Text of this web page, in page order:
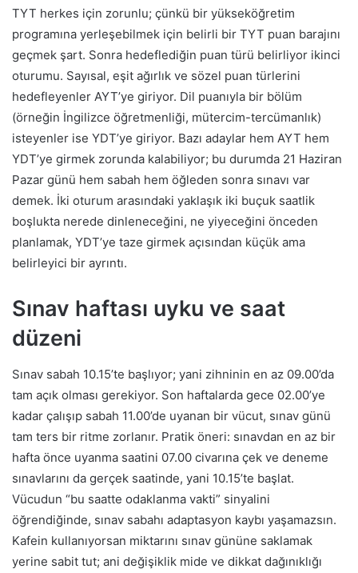
TYT herkes için zorunlu; çünkü bir yükseköğretim
programına yerleşebilmek için belirli bir TYT puan barajını
geçmek şart. Sonra hedeflediğin puan türü belirliyor ikinci
oturumu. Sayısal, eşit ağırlık ve sözel puan türlerini
hedefleyenler AYT’ye giriyor. Dil puanıyla bir bölüm
(örneğin İngilizce öğretmenliği, mütercim-tercümanlık)
isteyenler ise YDT’ye giriyor. Bazı adaylar hem AYT hem
YDT’ye girmek zorunda kalabiliyor; bu durumda 21 Haziran
Pazar günü hem sabah hem öğleden sonra sınavı var
demek. İki oturum arasındaki yaklaşık iki buçuk saatlik
boşlukta nerede dinleneceğini, ne yiyeceğini önceden
planlamak, YDT’ye taze girmek açısından küçük ama
belirleyici bir ayrıntı.
Sınav haftası uyku ve saat
düzeni
Sınav sabah 10.15’te başlıyor; yani zihninin en az 09.00’da
tam açık olması gerekiyor. Son haftalarda gece 02.00’ye
kadar çalışıp sabah 11.00’de uyanan bir vücut, sınav günü
tam ters bir ritme zorlanır. Pratik öneri: sınavdan en az bir
hafta önce uyanma saatini 07.00 civarına çek ve deneme
sınavlarını da gerçek saatinde, yani 10.15’te başlat.
Vücudun “bu saatte odaklanma vakti” sinyalini
öğrendiğinde, sınav sabahı adaptasyon kaybı yaşamazsın.
Kafein kullanıyorsan miktarını sınav gününe saklamak
yerine sabit tut; ani değişiklik mide ve dikkat dağınıklığı